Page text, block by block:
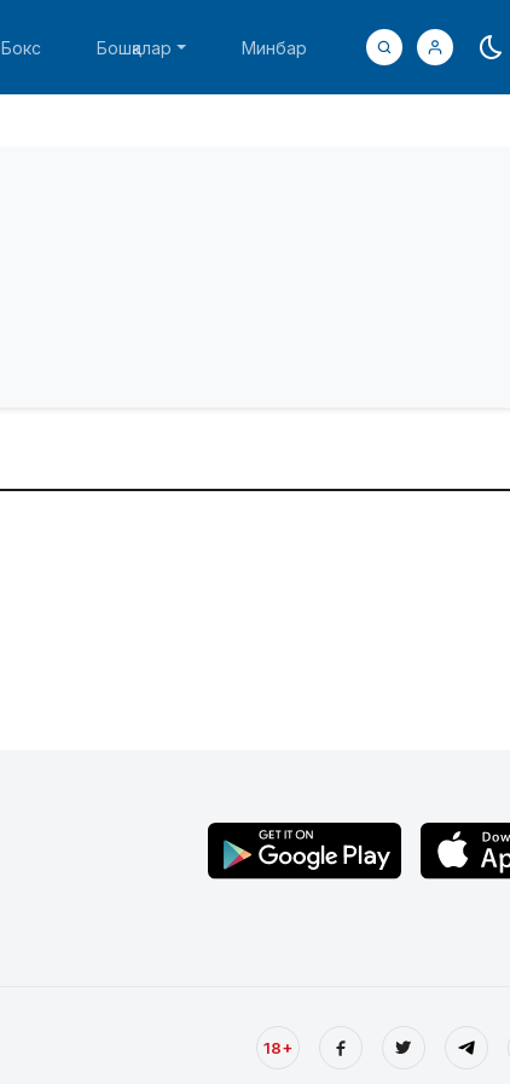
Бокс Бошқалар Минбар
18+